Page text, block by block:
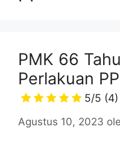
PMK 66
Perlakuan
5/5 (4)
Agustus 10, 2023